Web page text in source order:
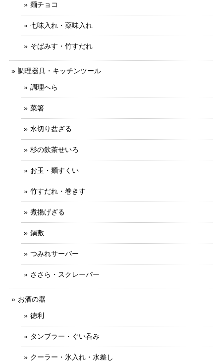
麺チョコ
七味入れ・薬味入れ
そばみす・竹すだれ
調理器具・キッチンツール
調理へら
菜箸
水切り盆ざる
杉の飲茶せいろ
お玉・麺すくい
竹すだれ・巻きす
煮揚げざる
鍋敷
つみれサーバー
ささら・スクレーパー
お酒の器
徳利
タンブラー・ぐい呑み
クーラー・氷入れ・水差し